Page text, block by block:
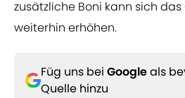
zusätzliche Boni kann sich
weiterhin erhöhen.
Füg uns bei Googleals
Quelle hinzu